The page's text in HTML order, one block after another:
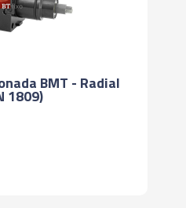
BMT - Radial
1809)